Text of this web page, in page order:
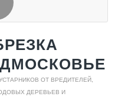
ОТ ВРЕДИТЕЛЕЙ,
ДЕРЕВЬЕВ И